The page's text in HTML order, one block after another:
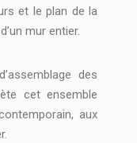
et le plan de la
mur entier.
des
cet ensemble
aux